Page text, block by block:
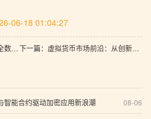
06-18 01:04:27
上一篇：TP本地文件如何助力安全数字金融：市场观察、私密交易记录与即时结算的资产筛选策略 下一篇：虚拟货币市场前沿：从创新趋势到可信数据与云钱包的综合升级路线
08-06
智能合约驱动加密应用新浪潮